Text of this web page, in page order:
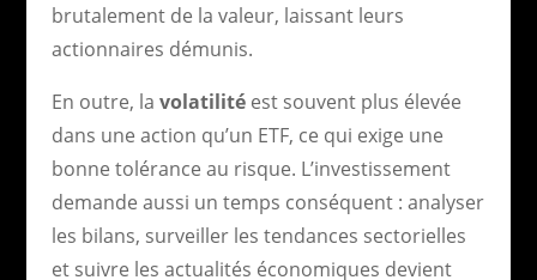
brutalement de la valeur, laissant leurs
actionnaires démunis.
En outre, la volatilitéest souvent plus élevée
dans une action qu’un ETF, ce qui exige une
bonne tolérance au risque. L’investissement
demande aussi un temps conséquent : analyser
les bilans, surveiller les tendances sectorielles
et suivre les actualités économiques devient